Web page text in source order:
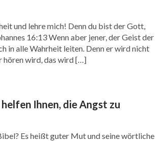
und lehre mich! Denn du bist der Gott,
16:13 Wenn aber jener, der Geist der
in alle Wahrheit leiten. Denn er wird nicht
hören wird, das wird […]
Ihnen, die Angst zu
Es heißt guter Mut und seine wörtliche